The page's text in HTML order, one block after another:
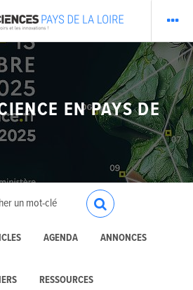
EN PAYS DE
AGENDA ANNONCES
RESSOURCES